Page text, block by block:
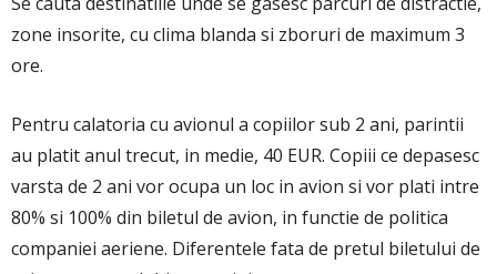
zone insorite, cu clima blanda si zboruri de maximum 3
ore.
Pentru calatoria cu avionul a copiilor sub 2 ani, parintii
au platit anul trecut, in medie, 40 EUR. Copiii ce depasesc
varsta de 2 ani vor ocupa un loc in avion si vor plati intre
80% si 100% din biletul de avion, in functie de politica
companiei aeriene. Diferentele fata de pretul biletului de